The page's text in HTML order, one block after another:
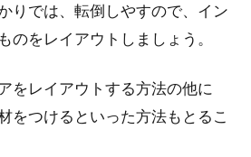
りでは、転倒しやすので、イン
のをレイアウトしましょう。
をレイアウトする方法の他に
をつけるといった方法もとるこ